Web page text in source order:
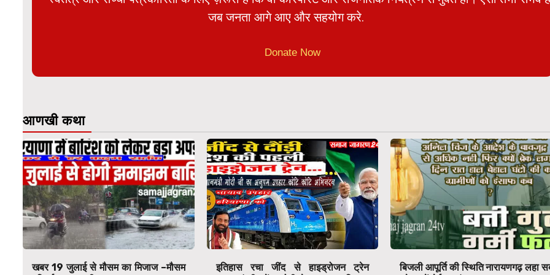
जब जनता आगे आए और सहयोग करे.
Donate Now
आणखी कथा
खबर 19 जुलाई से मौसम का मिजाज –मौसम
इतिहास रचा जींद से हाइड्रोजन ट्रेन
बिजली आपूर्ति की स्थिति नारायणगढ़ लहा